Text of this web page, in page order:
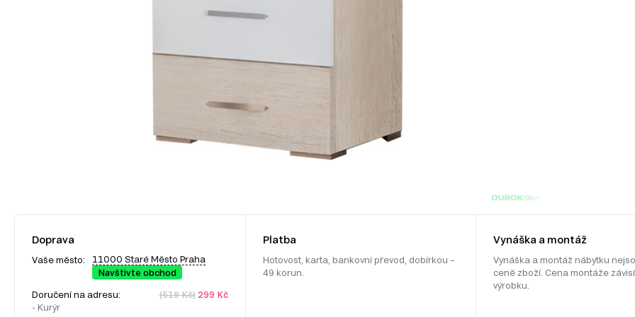
Doprava
Vaše město:
11000 Staré Město Praha
Navštivte obchod
Doručení na adresu:
- Kurýr
(519 Kč)299 Kč
Platba
Hotovost, karta, bankovní převod, dobírkou –
49 korun.
Vynáška a montáž
Vynáška a montáž nábytku
ceně zboží. Cena montáže
výrobku.